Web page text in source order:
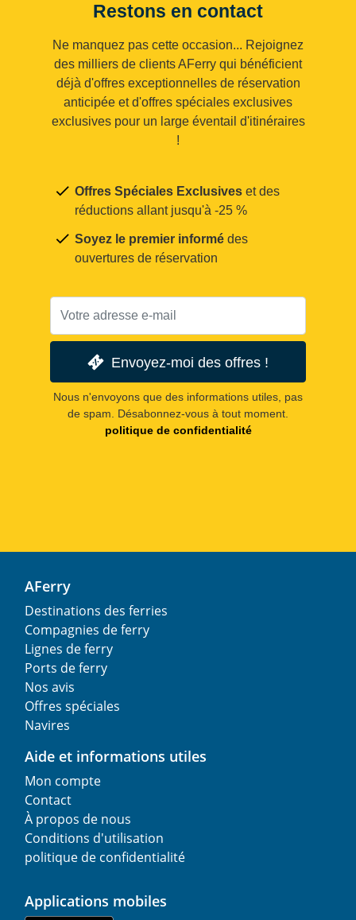
Restons en contact
Ne manquez pas cette occasion... Rejoignez
des milliers de clients AFerry qui bénéficient
déjà d'offres exceptionnelles de réservation
anticipée et d'offres spéciales exclusives
exclusives pour un large éventail d'itinéraires
!
Offres Spéciales Exclusives et des
réductions allant jusqu'à -25 %
Soyez le premier informé des
ouvertures de réservation
Envoyez-moi des offres !
Nous n'envoyons que des informations utiles, pas
de spam. Désabonnez-vous à tout moment.
politique de confidentialité
AFerry
Destinations des ferries
Compagnies de ferry
Lignes de ferry
Ports de ferry
Nos avis
Offres spéciales
Navires
Aide et informations utiles
Mon compte
Contact
À propos de nous
Conditions d'utilisation
politique de confidentialité
Applications mobiles